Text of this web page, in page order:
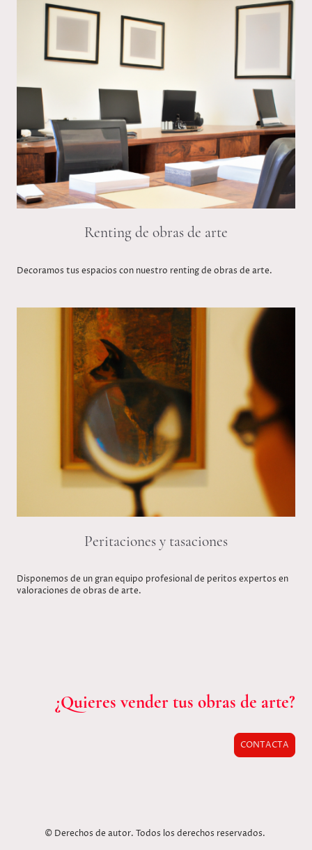
Renting de obras de arte
Decoramos tus espacios con nuestro renting de obras de arte.
Peritaciones y tasaciones
Disponemos de un gran equipo profesional de peritos expertos en
valoraciones de obras de arte.
¿Quieres vender tus obras de arte?
CONTACTA
© Derechos de autor. Todos los derechos reservados.